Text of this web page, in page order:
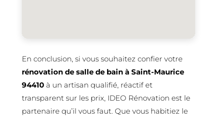
En conclusion, si vous souhaitez confier votre
rénovation de salle de bain à Saint-Maurice
94410à un artisan qualifié, réactif et
transparent sur les prix, IDEO Rénovation est le
partenaire qu’il vous faut. Que vous habitiez le